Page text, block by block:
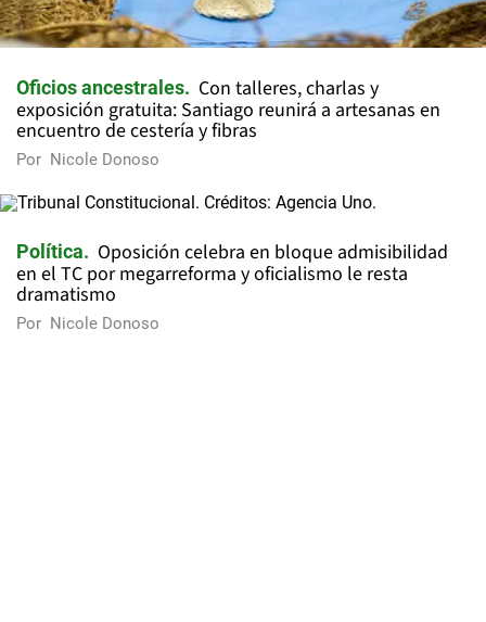
Oficios ancestrales
Con talleres, charlas y
exposición gratuita: Santiago reunirá a artesanas en
encuentro de cestería y fibras
Por Nicole Donoso
Política
Oposición celebra en bloque admisibilidad
en el TC por megarreforma y oficialismo le resta
dramatismo
Por Nicole Donoso